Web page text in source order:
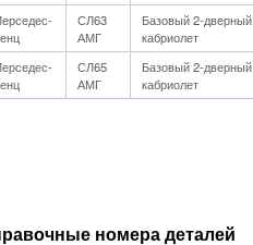
СЛ63
АМГ
Базовый 2-дверный
кабриолет
СЛ65
АМГ
Базовый 2-дверный
кабриолет
номера деталей